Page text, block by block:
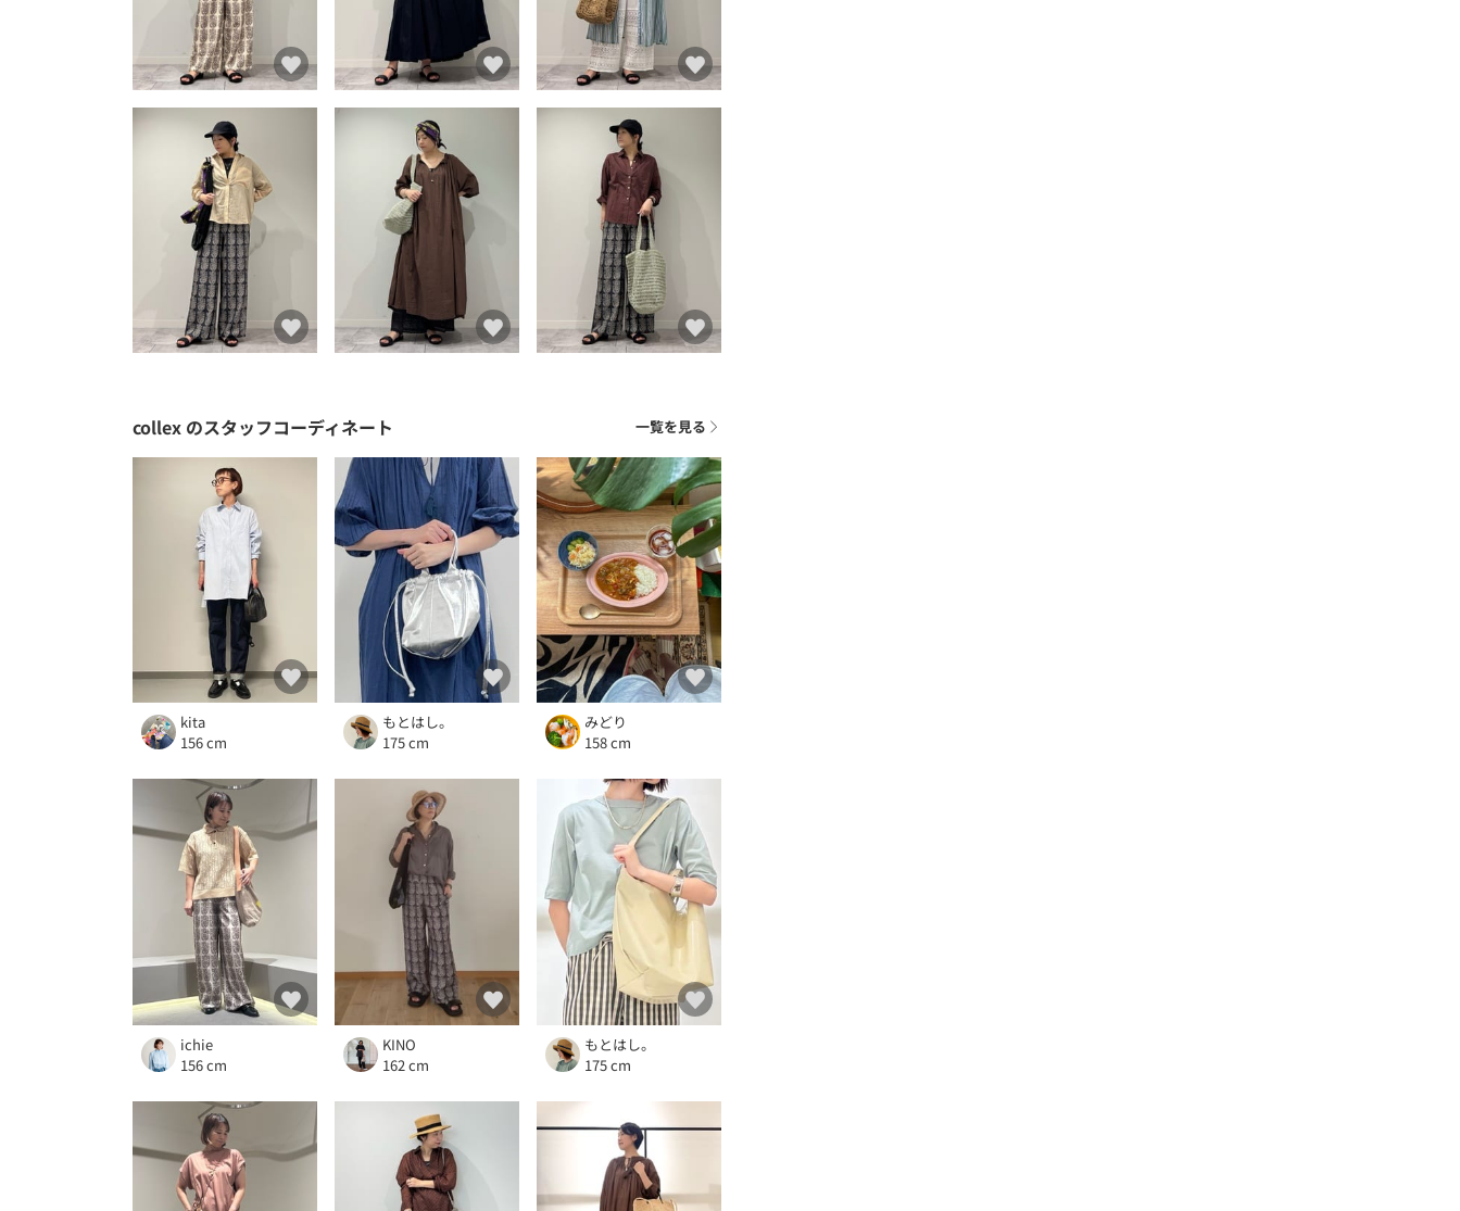
collex のスタッフコーディネート 一覧を見る
kita
156 cm
もとはし。
175 cm
みどり
158 cm
ichie
156 cm
KINO
162 cm
もとはし。
175 cm